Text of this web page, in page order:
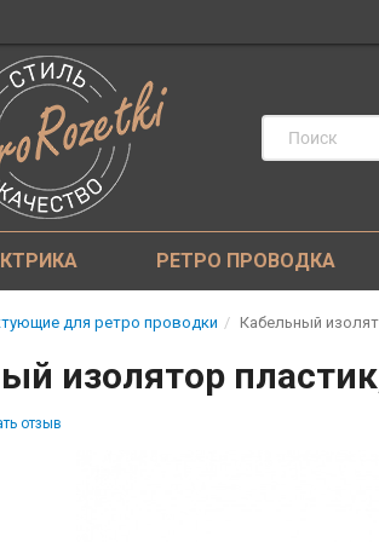
РЕТРО ПРОВОДКА
для ретро проводки Кабельный
изолятор
отзыв